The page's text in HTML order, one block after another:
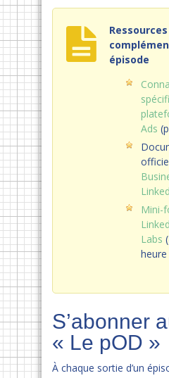
épisode
Ads
Mini-
Labs
S’abonner
« Le pOD »
À chaque sortie d’un